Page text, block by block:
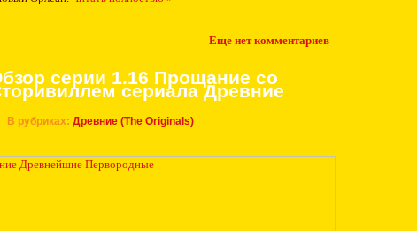
Еще нет комментариев
серии 1.16 Прощание со
сериала Древние
В рубриках: Древние (The Originals)